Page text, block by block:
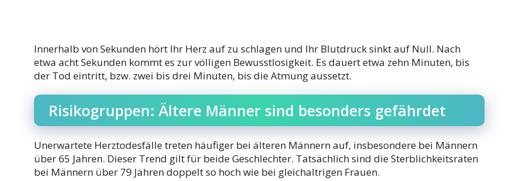
Innerhalb von Sekunden hört Ihr Herz auf zu schlagen und Ihr Blutdruck sinkt auf Null. Nach
etwa acht Sekunden kommt es zur völligen Bewusstlosigkeit. Es dauert etwa zehn Minuten, bis
der Tod eintritt, bzw. zwei bis drei Minuten, bis die Atmung aussetzt.
Risikogruppen: Ältere Männer sind besonders gefährdet
Unerwartete Herztodesfälle treten häufiger bei älteren Männern auf, insbesondere bei Männern
über 65 Jahren. Dieser Trend gilt für beide Geschlechter. Tatsächlich sind die Sterblichkeitsraten
bei Männern über 79 Jahren doppelt so hoch wie bei gleichaltrigen Frauen.